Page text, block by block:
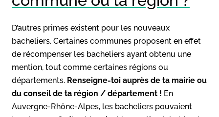
D’autres primes existent pour les nouveaux
bacheliers. Certaines communes proposent en effet
de récompenser les bacheliers ayant obtenu une
mention, tout comme certaines régions ou
départements. Renseigne-toi auprès de ta mairie ou
du conseil de ta région / département ! En
Auvergne-Rhône-Alpes, les bacheliers pouvaient